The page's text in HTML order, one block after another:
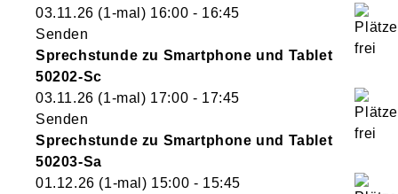
03.11.26 (1-mal) 16:00 - 16:45
Senden
Sprechstunde zu Smartphone und Tablet
50202-Sc
03.11.26 (1-mal) 17:00 - 17:45
Senden
Sprechstunde zu Smartphone und Tablet
50203-Sa
01.12.26 (1-mal) 15:00 - 15:45